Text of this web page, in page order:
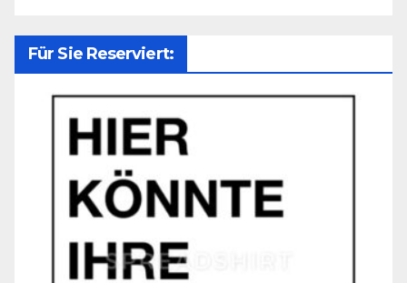
Für Sie Reserviert: